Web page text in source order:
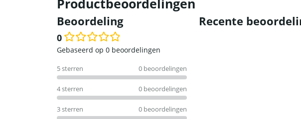
Productbeoordelingen
Beoordeling
0
Waardering
uit
5
Gebaseerd op 0 beoordelingen
5 sterren 0 beoordelingen
4 sterren 0 beoordelingen
3 sterren 0 beoordelingen
Recente